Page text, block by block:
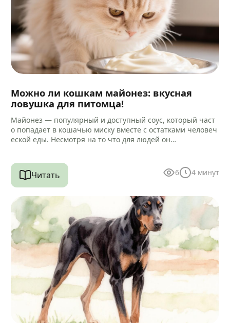
Можно ли кошкам майонез: вкусная
ловушка для питомца!
Майонез — популярный и доступный соус, который част
о попадает в кошачью миску вместе с остатками человеч
еской еды. Несмотря на то что для людей он…
Читать 6 4 минут